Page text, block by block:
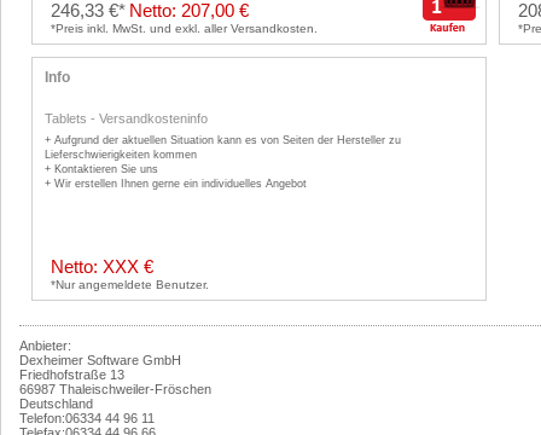
246,33 €* Netto: 207,00 €
*Preis inkl. MwSt. und exkl. aller Versandkosten.
Netto: XXX €
*Nur angemeldete Benutzer.
Info
Tablets - Versandkosteninfo
+ Aufgrund der aktuellen Situation kann es von Seiten der Hersteller zu
Lieferschwierigkeiten kommen
+ Kontaktieren Sie uns
+ Wir erstellen Ihnen gerne ein individuelles Angebot
Anbieter:
Dexheimer Software GmbH
Friedhofstraße 13
66987 Thaleischweiler-Fröschen
Deutschland
Telefon:06334 44 96 11